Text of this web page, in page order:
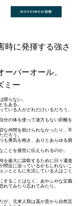
MOVESMEの役割
時に発揮する強さ
ーバーオール、
ミー
限らない。
もある。
ている人がどれだけいるだろう。
分の体を使って途方もない距離を
な仲間を助けられなかったり、不
だろう。
も勇気を抱き、ありとあらゆる困
ことを後世に伝えられるのか。
を最大に謳歌するために日々邁進
間近に迫っているかもしれないこ
ンとともに生活している人はごく
することはなく、あやふやな定義
れてみたり忘れてみたり。
が、元来人類は遥か昔から自然災